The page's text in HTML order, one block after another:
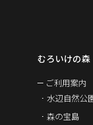
むろいけの森
ご利用案内
水辺自然公
森の宝島